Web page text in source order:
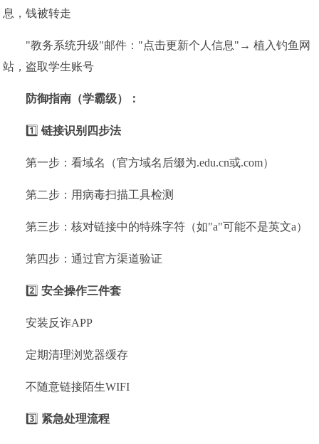
息，钱被转走
"教务系统升级"邮件："点击更新个人信息"→ 植入钓鱼网
站，盗取学生账号
️防御指南（学霸级）：
1️⃣链接识别四步法
第一步：看域名（官方域名后缀为.edu.cn或.com）
第二步：用病毒扫描工具检测
第三步：核对链接中的特殊字符（如"а"可能不是英文a）
第四步：通过官方渠道验证
2️⃣安全操作三件套
安装反诈APP
定期清理浏览器缓存
不随意链接陌生WIFI
3️⃣ 紧急处理流程